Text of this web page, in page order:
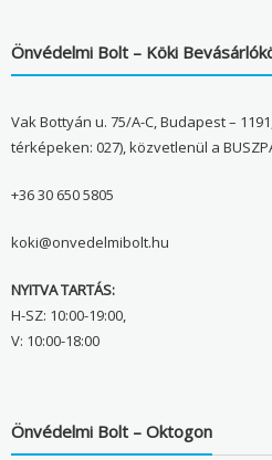
Önvédelmi Bolt – Köki
Vak Bottyán u. 75/A-C, Budapest –
térképeken: 027), közvetlenül a
+36 30 650 5805
koki@onvedelmibolt.hu
NYITVA TARTÁS:
H-SZ: 10:00-19:00,
V: 10:00-18:00
Önvédelmi Bolt – Oktogon